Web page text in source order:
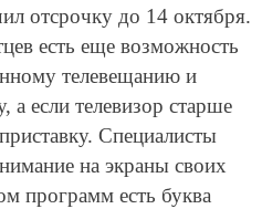
отсрочку до 14 октября.
есть еще возможность
телевещанию и
если телевизор старше
Специалисты
на экраны своих
программ есть буква